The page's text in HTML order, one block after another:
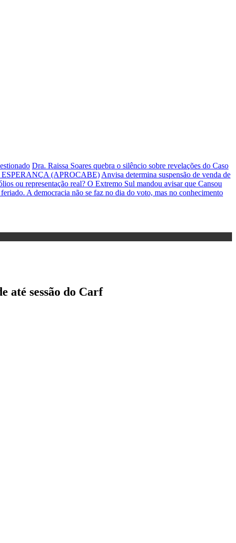
Dra. Raissa Soares quebra o silêncio sobre revelações do Caso
(APROCABE) Anvisa determina suspensão de venda de
ou representação real? O Extremo Sul mandou avisar que Cansou
A democracia não se faz no dia do voto, mas no conhecimento
até sessão do Carf